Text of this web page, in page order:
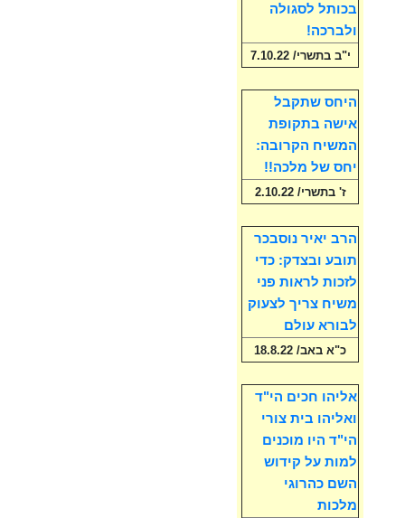
בכותל לסגולה
ולברכה!
י"ב בתשרי/ 7.10.22
היחס שתקבל
אישה בתקופת
המשיח הקרובה:
יחס של מלכה!!
ז' בתשרי/ 2.10.22
הרב יאיר נוסבכר
תובע ובצדק: כדי
לזכות לראות פני
משיח צריך לצעוק
לבורא עולם
כ"א באב/ 18.8.22
אליהו חכים הי"ד
ואליהו בית צורי
הי"ד היו מוכנים
למות על קידוש
השם כהרוגי
מלכות